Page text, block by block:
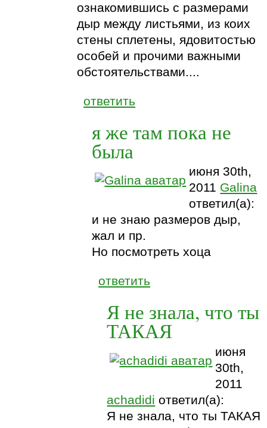
ознакомившись с размерами
дыр между листьями, из коих
стены сплетены, ядовитостью
особей и прочими важными
обстоятельствами....
ответить
я же там пока не
была
июня 30th,
2011 Galina
ответил(а):
и не знаю размеров дыр,
жал и пр.
Но посмотреть хоца
ответить
Я не знала, что ты
ТАКАЯ
июня
30th,
2011
achadidi ответил(а):
Я не знала, что ты ТАКАЯ